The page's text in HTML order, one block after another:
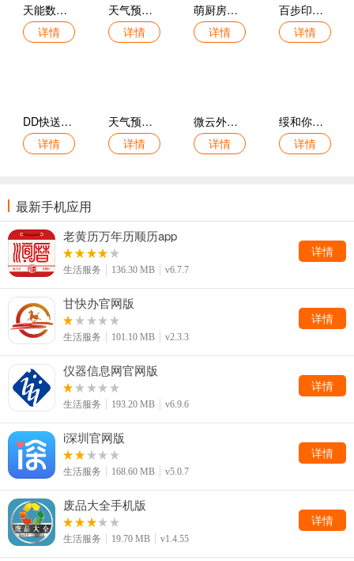
天能数智电池官网版
详情
天气预报专家预报官网版
详情
萌厨房官方版
详情
百步印社官方版
详情
DD快送官方版
详情
天气预报本地推手机版
详情
微云外卖官方版
详情
绥和你最新版
详情
最新手机应用
老黄历万年历顺历app
生活服务 136.30 MB v6.7.7
详情
甘快办官网版
生活服务 101.10 MB v2.3.3
详情
仪器信息网官网版
生活服务 193.20 MB v6.9.6
详情
i深圳官网版
生活服务 168.60 MB v5.0.7
详情
废品大全手机版
生活服务 19.70 MB v1.4.55
详情